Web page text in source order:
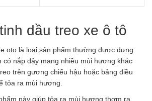
45.000 ₫.
5 sao
60.000 ₫.là:
45.000 ₫.
dầu treo xe ô tô
oto là loại sản phẩm thường được đựng
có nắp đậy mang nhiều mùi hương khác
trên gương chiếu hậu hoặc bảng điều
tỏa ra mùi hương.
này giúp tỏa ra mùi hương thơm ra